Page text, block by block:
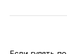
Twitter